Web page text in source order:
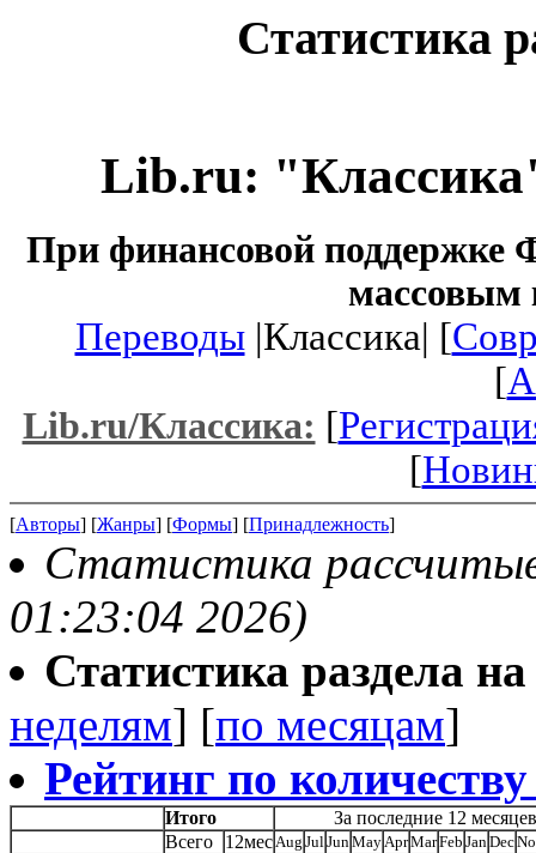
Статистика
Lib.ru:
При финансовой поддержке
массовым
Переводы|Классика| [
[
Lib.ru/Классика: [
[
[Авторы] [Жанры] [Формы] [Принадлежность]
Статистика
01:23:04 2026)
Статистика раздела
неделям] [по месяцам]
Рейтинг по
Итого
За последние 12 месяцев
Всего
12мес Aug Jul Jun May AprMarFeb Jan Dec